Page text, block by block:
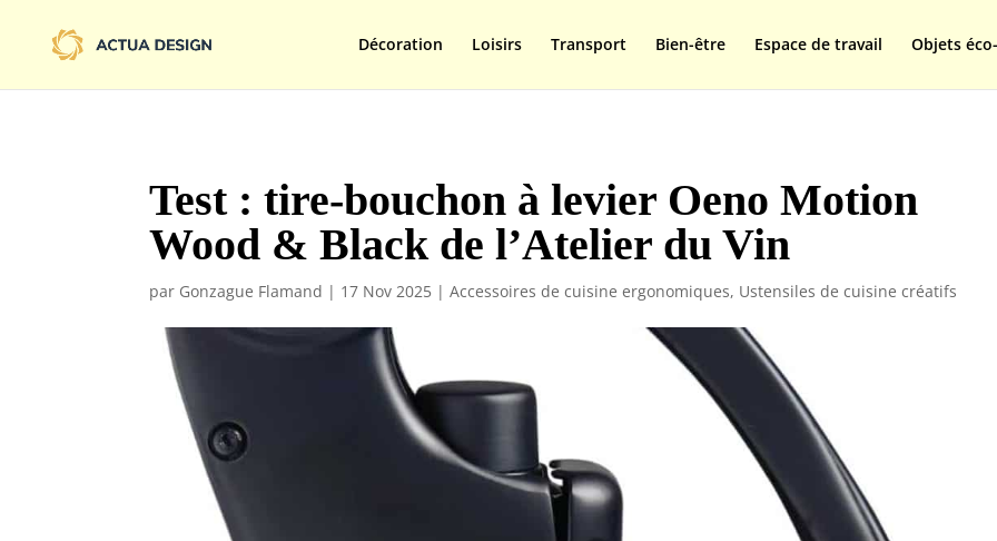
Décoration
Loisirs Transport Bien-être Espace de travail Objets
Test : tire-bouchon à levier Oeno Motion
Wood & Black de l’Atelier du Vin
par Gonzague Flamand | 17 Nov 2025 |Accessoires de cuisine ergonomiques, Ustensiles de cuisine créatifs